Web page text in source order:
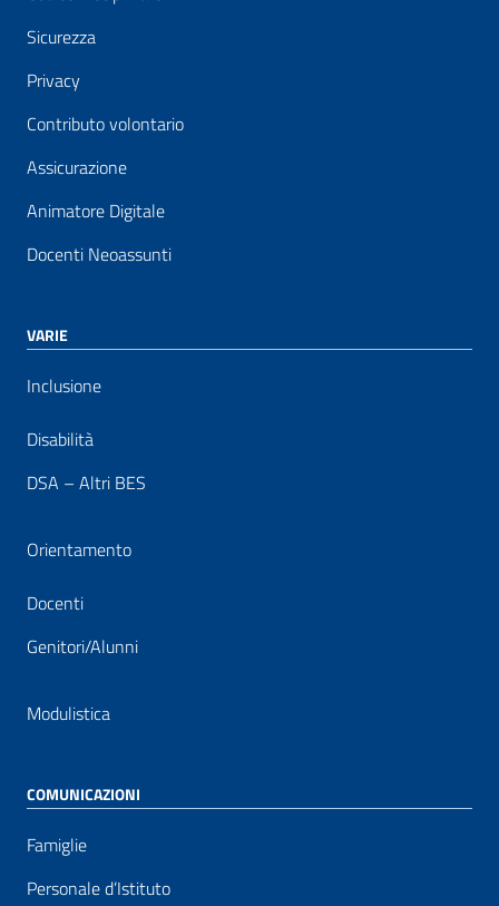
Sicurezza
Privacy
Contributo volontario
Assicurazione
Animatore Digitale
Docenti Neoassunti
VARIE
Inclusione
Disabilità
DSA – Altri BES
Orientamento
Docenti
Genitori/Alunni
Modulistica
COMUNICAZIONI
Famiglie
Personale d’Istituto